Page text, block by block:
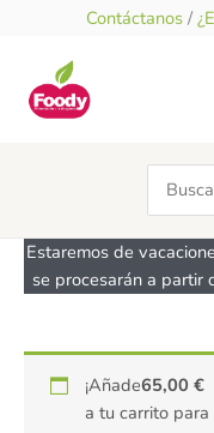
contenido
Contáctanos /
Search
for:
Estaremos de
se procesarán a partir
¡Añade65,00€
a tu carrito
Cortapastas
con
expulsor